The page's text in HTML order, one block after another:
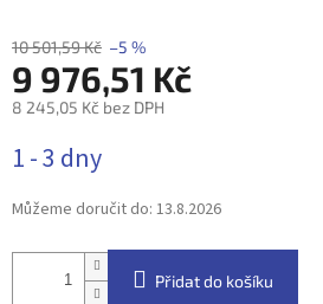
10 501,59 Kč –5 %
9 976,51 Kč
8 245,05 Kč bez DPH
cena:
1 - 3 dny
Můžeme doručit do: 13.8.2026
Přidat do košíku